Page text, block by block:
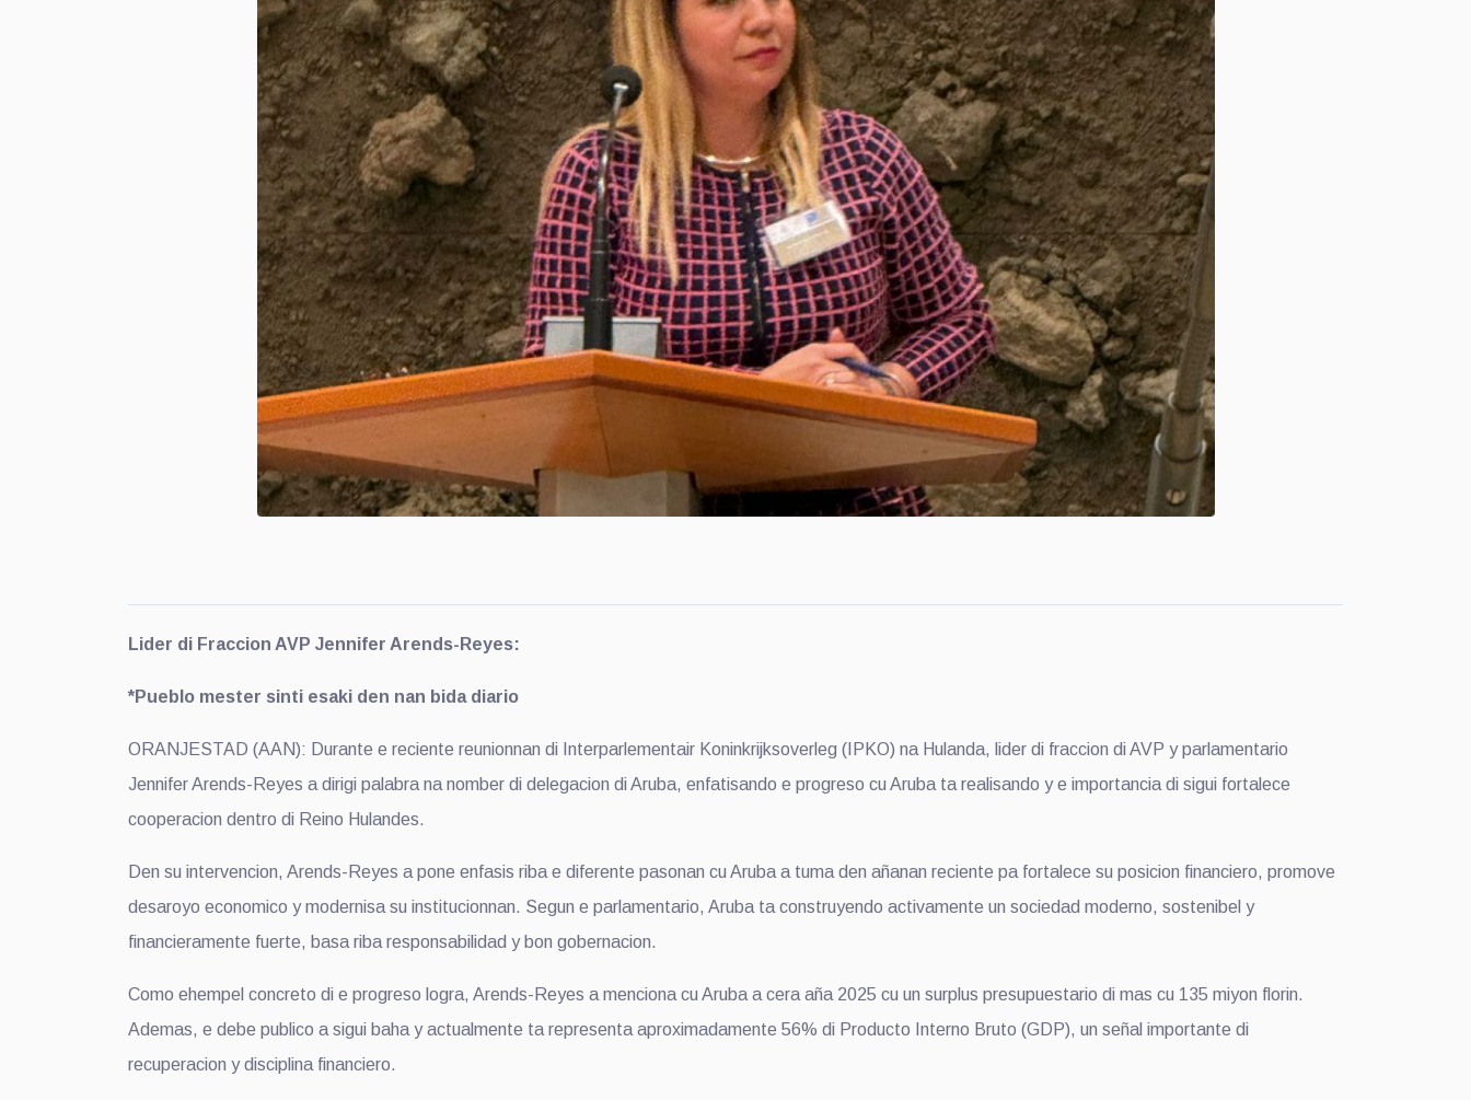
Lider di Fraccion AVP Jennifer Arends-Reyes:
*Pueblo mester sinti esaki den nan bida diario
ORANJESTAD (AAN): Durante e reciente reunionnan di Interparlementair Koninkrijksoverleg (IPKO) na Hulanda, lider di fraccion di AVP y parlamentario
Jennifer Arends-Reyes a dirigi palabra na nomber di delegacion di Aruba, enfatisando e progreso cu Aruba ta realisando y e importancia di sigui fortalece
cooperacion dentro di Reino Hulandes.
Den su intervencion, Arends-Reyes a pone enfasis riba e diferente pasonan cu Aruba a tuma den añanan reciente pa fortalece su posicion financiero, promove
desaroyo economico y modernisa su institucionnan. Segun e parlamentario, Aruba ta construyendo activamente un sociedad moderno, sostenibel y
financieramente fuerte, basa riba responsabilidad y bon gobernacion.
Como ehempel concreto di e progreso logra, Arends-Reyes a menciona cu Aruba a cera aña 2025 cu un surplus presupuestario di mas cu 135 miyon florin.
Ademas, e debe publico a sigui baha y actualmente ta representa aproximadamente 56% di Producto Interno Bruto (GDP), un señal importante di
recuperacion y disciplina financiero.